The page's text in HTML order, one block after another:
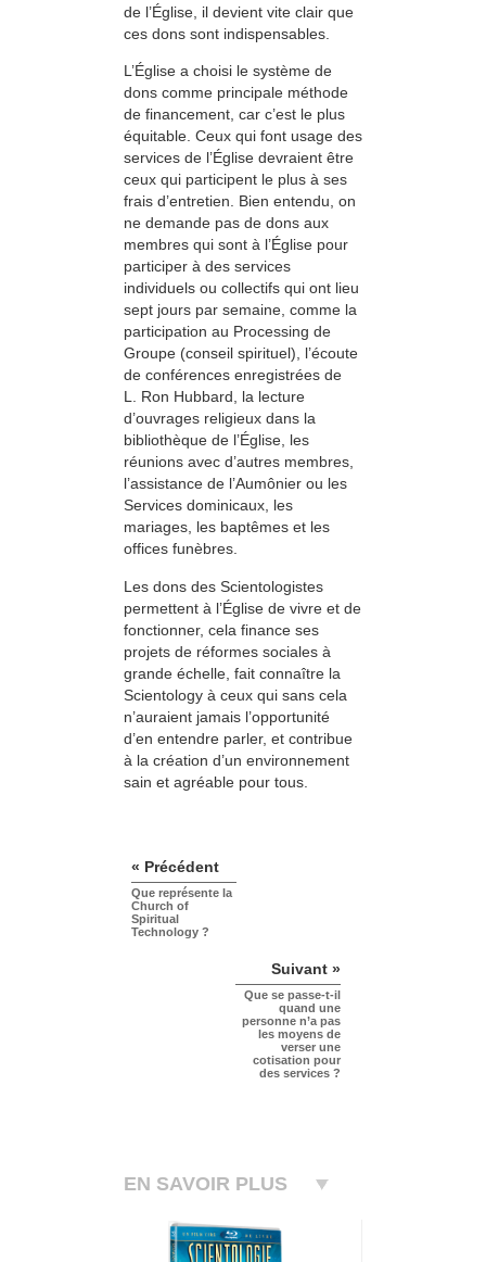
de l’Église, il devient vite clair que
ces dons sont indispensables.
L’Église a choisi le système de
dons comme principale méthode
de financement, car c’est le plus
équitable. Ceux qui font usage des
services de l’Église devraient être
ceux qui participent le plus à ses
frais d’entretien. Bien entendu, on
ne demande pas de dons aux
membres qui sont à l’Église pour
participer à des services
individuels ou collectifs qui ont lieu
sept jours par semaine, comme la
participation au Processing de
Groupe (conseil spirituel), l’écoute
de conférences enregistrées de
L. Ron Hubbard, la lecture
d’ouvrages religieux dans la
bibliothèque de l’Église, les
réunions avec d’autres membres,
l’assistance de l’Aumônier ou les
Services dominicaux, les
mariages, les baptêmes et les
offices funèbres.
Les dons des Scientologistes
permettent à l’Église de vivre et de
fonctionner, cela finance ses
projets de réformes sociales à
grande échelle, fait connaître la
Scientology à ceux qui sans cela
n’auraient jamais l’opportunité
d’en entendre parler, et contribue
à la création d’un environnement
sain et agréable pour tous.
« Précédent
Que représente la
Church of
Spiritual
Technology ?
Suivant »
Que se passe-t-il
quand une
personne n’a pas
les moyens de
verser une
cotisation pour
des services ?
EN SAVOIR PLUS